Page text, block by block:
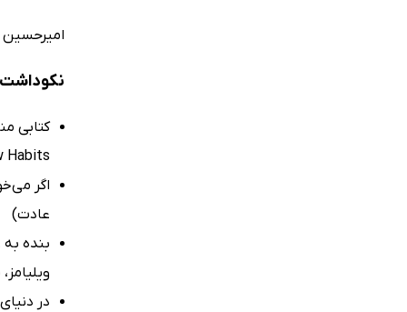
امیرحسین
Habits)
اگر
عادت)
بنده
در